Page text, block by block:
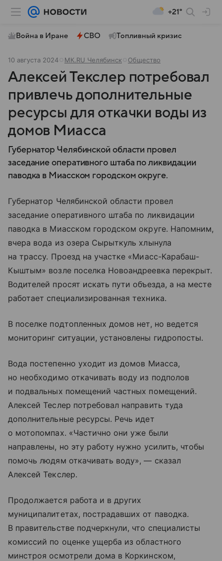
+21°
Война в Иране СВО Топливный кризис
10 августа 2024 МК.RU Челябинск Общество
Алексей Текслер потребовал
привлечь дополнительные
ресурсы для откачки воды из
домов Миасса
Губернатор Челябинской области провел
заседание оперативного штаба по ликвидации
паводка в Миасском городском округе.
Губернатор Челябинской области провел
заседание оперативного штаба по ликвидации
паводка в Миасском городском округе. Напомним,
вчера вода из озера Сырыткуль хлынула
на трассу. Проезд на участке «Миасс-Карабаш-
Кыштым» возле поселка Новоандреевка перекрыт.
Водителей просят искать пути объезда, а на месте
работает специализированная техника.
В поселке подтопленных домов нет, но ведется
мониторинг ситуации, установлены гидропосты.
Вода постепенно уходит из домов Миасса,
но необходимо откачивать воду из подполов
и подвальных помещений частных помещений.
Алексей Теслер потребовал направить туда
дополнительные ресурсы. Речь идет
о мотопомпах. «Частично они уже были
направлены, но эту работу нужно усилить, чтобы
помочь людям откачивать воду», — сказал
Алексей Текслер.
Продолжается работа и в других
муниципалитетах, пострадавших от паводка.
В правительстве подчеркнули, что специалисты
комиссий по оценке ущерба из областного
минстроя осмотрели дома в Коркинском,